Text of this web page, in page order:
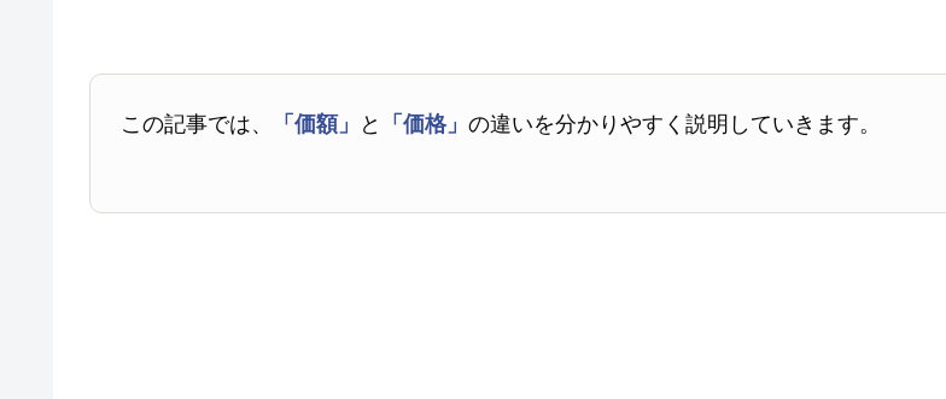
この記事では、 「価額」 と 「価格」の違いを分かりやすく説明していきます。